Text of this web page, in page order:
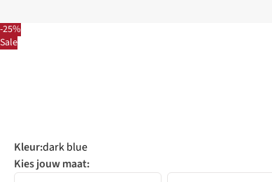
-25%
Sale
Kleur:dark blue
Kies jouw maat: